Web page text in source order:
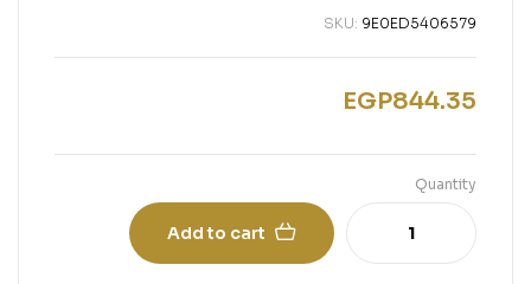
SKU: 9E0ED5406579
EGP844.35
Quantity
Add to cart